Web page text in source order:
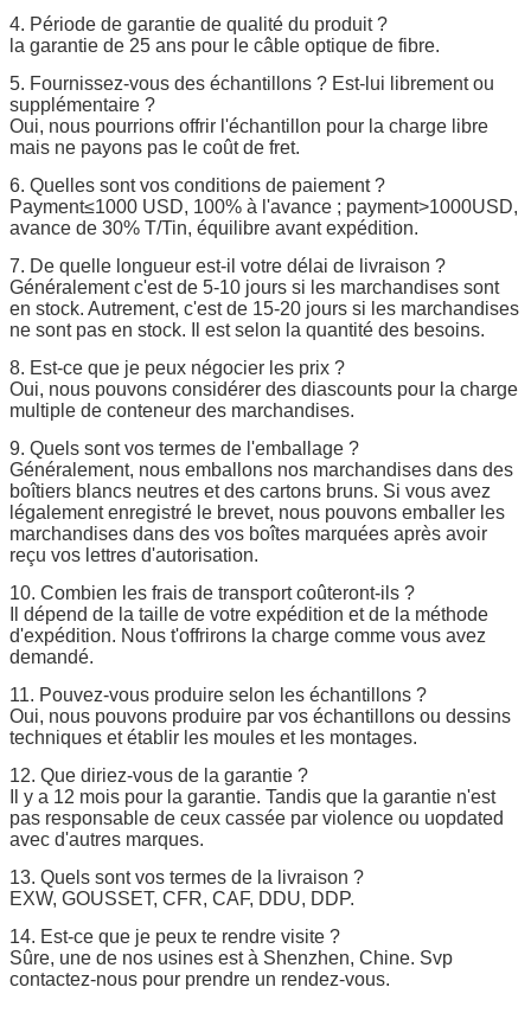
4. Période de garantie de qualité du produit ?
la garantie de 25 ans pour le câble optique de fibre.
5. Fournissez-vous des échantillons ? Est-lui librement ou
supplémentaire ?
Oui, nous pourrions offrir l'échantillon pour la charge libre
mais ne payons pas le coût de fret.
6. Quelles sont vos conditions de paiement ?
Payment≤1000 USD, 100% à l'avance ; payment>1000USD,
avance de 30% T/Tin, équilibre avant expédition.
7. De quelle longueur est-il votre délai de livraison ?
Généralement c'est de 5-10 jours si les marchandises sont
en stock. Autrement, c'est de 15-20 jours si les marchandises
ne sont pas en stock. Il est selon la quantité des besoins.
8. Est-ce que je peux négocier les prix ?
Oui, nous pouvons considérer des diascounts pour la charge
multiple de conteneur des marchandises.
9. Quels sont vos termes de l'emballage ?
Généralement, nous emballons nos marchandises dans des
boîtiers blancs neutres et des cartons bruns. Si vous avez
légalement enregistré le brevet, nous pouvons emballer les
marchandises dans des vos boîtes marquées après avoir
reçu vos lettres d'autorisation.
10. Combien les frais de transport coûteront-ils ?
Il dépend de la taille de votre expédition et de la méthode
d'expédition. Nous t'offrirons la charge comme vous avez
demandé.
11. Pouvez-vous produire selon les échantillons ?
Oui, nous pouvons produire par vos échantillons ou dessins
techniques et établir les moules et les montages.
12. Que diriez-vous de la garantie ?
Il y a 12 mois pour la garantie. Tandis que la garantie n'est
pas responsable de ceux cassée par violence ou uopdated
avec d'autres marques.
13. Quels sont vos termes de la livraison ?
EXW, GOUSSET, CFR, CAF, DDU, DDP.
14. Est-ce que je peux te rendre visite ?
Sûre, une de nos usines est à Shenzhen, Chine. Svp
contactez-nous pour prendre un rendez-vous.